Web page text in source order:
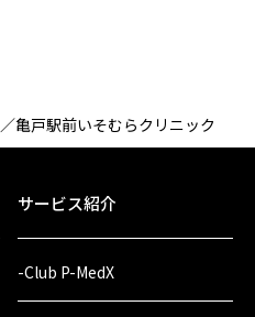
／亀戸駅前いそむらクリニック
サービス紹介
-Club P-MedX